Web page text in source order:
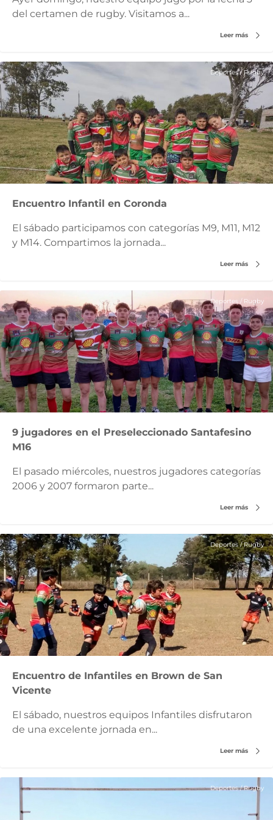
del certamen de rugby. Visitamos a...
Leer más
Deportes / Rugby
Encuentro Infantil en Coronda
El sábado participamos con categorías M9, M11, M12
y M14. Compartimos la jornada...
Leer más
Deportes / Rugby
9 jugadores en el Preseleccionado Santafesino
M16
El pasado miércoles, nuestros jugadores categorías
2006 y 2007 formaron parte...
Leer más
Deportes / Rugby
Encuentro de Infantiles en Brown de San
Vicente
El sábado, nuestros equipos Infantiles disfrutaron
de una excelente jornada en...
Leer más
Deportes / Rugby